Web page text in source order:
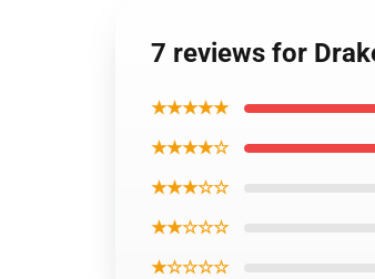
7 reviews for
★★★★★
★★★★☆
★★★☆☆
★★☆☆☆
★☆☆☆☆